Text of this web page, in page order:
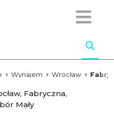
Wynajem Wrocław
Fabryczna,
Mały